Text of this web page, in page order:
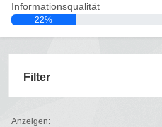
Informationsqualität
22%
Filter
Anzeigen: